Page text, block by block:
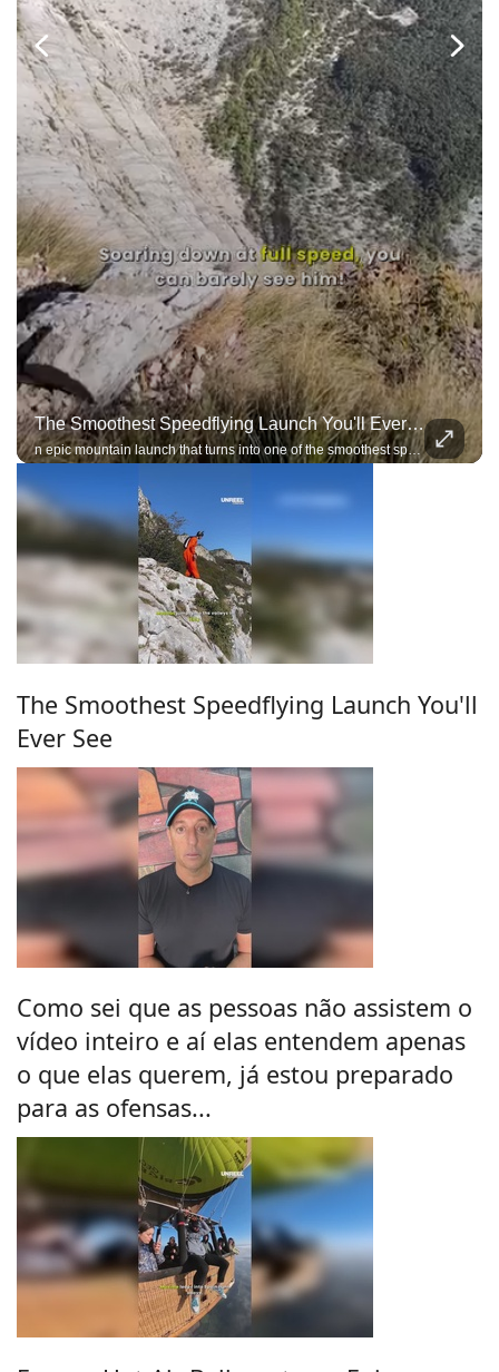
The Smoothest Speedflying Launch You'll Ever See
n epic mountain launch that turns into one of the smoothest speedflying flights you'll see
The Smoothest Speedflying Launch You'll
Ever See
Como sei que as pessoas não assistem o
vídeo inteiro e aí elas entendem apenas
o que elas querem, já estou preparado
para as ofensas...